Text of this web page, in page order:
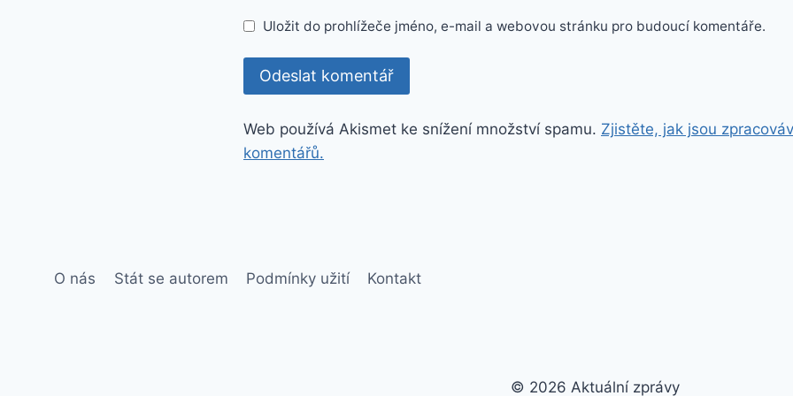
Uložit do prohlížeče jméno, e-mail a webovou stránku pro budoucí komentáře.
Web používá Akismet ke snížení množství spamu. Zjistěte, jak jsou
komentářů.
O nás Stát se autorem Podmínky užití Kontakt
© 2026 Aktuální zprávy